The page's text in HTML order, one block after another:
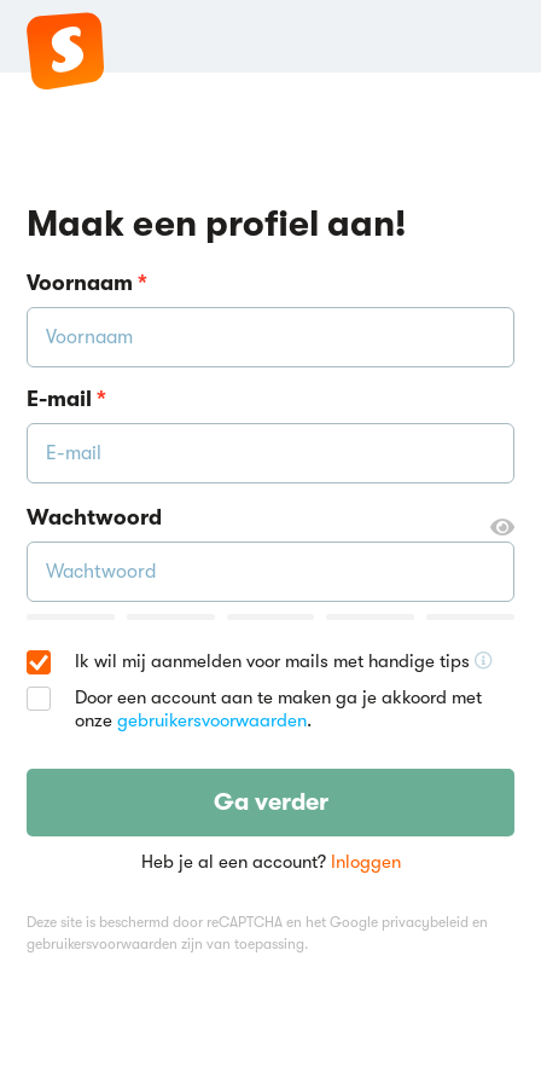
Maak een profiel aan!
Voornaam*
E-mail*
Wachtwoord
Ik wil mij aanmelden voor mails met handige tips
Door een account aan te maken ga je akkoord met
onzegebruikersvoorwaarden.
Deze site is beschermd door reCAPTCHA en het Google privacybeleid en
gebruikersvoorwaarden zijn van toepassing.
Ga verder
Heb je al een account? Inloggen